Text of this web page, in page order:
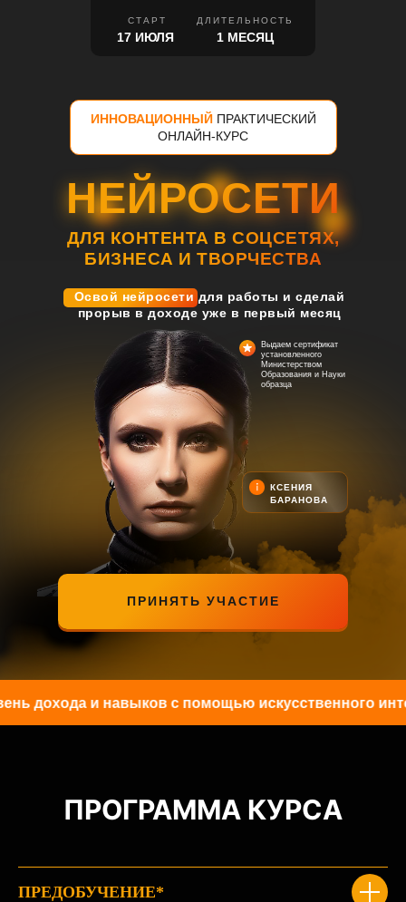
ИННОВАЦИОННЫЙПРАКТИЧЕСКИЙ
ОНЛАЙН-КУРС
НЕЙРОСЕТИ
Освой нейросети для работы и сделай
прорыв в доходе уже в первый месяц
17 ИЮЛЯ 1 МЕСЯЦ
СТАРТ ДЛИТЕЛЬНОСТЬ
Выдаем сертификат
установленного
Министерством
Образования и Науки
образца
КСЕНИЯ
БАРАНОВА
НЕЙРОСЕТИ
ДЛЯ КОНТЕНТА В СОЦСЕТЯХ,
БИЗНЕСА И ТВОРЧЕСТВА
ПРИНЯТЬ УЧАСТИЕ
и навыков с помощью искусственного
ПРОГРАММА КУРСА
ПРЕДОБУЧЕНИЕ*